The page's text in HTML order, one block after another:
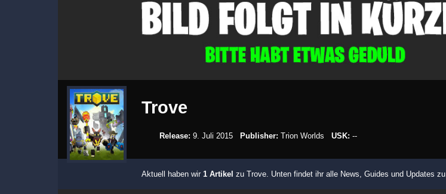
Trove
Release: 9. Juli 2015 Publisher: Trion Worlds USK: --
Aktuell haben wir 1 Artikel zu Trove. Unten findet ihr alle News, Guides und Updates zu